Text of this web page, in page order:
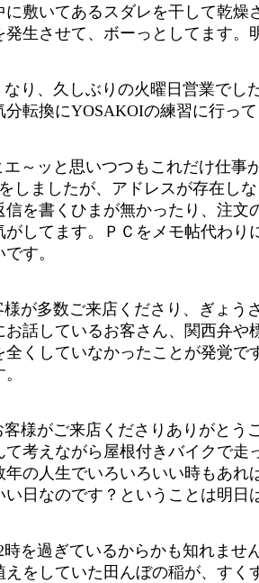
敷いてあるスダレを干して乾
生させて、ボーっとしてます。
り、久しぶりの火曜日営業で
転換にYOSAKOIの練習に行って
～ッと思いつつもこれだけ仕事
ましたが、アドレスが存在し
を書くひまが無かったり、注
してます。ＰＣをメモ帖代わ
す。
が多数ご来店くださり、ぎょう
話しているお客さん、関西弁
くしていなかったことが発覚
様がご来店くださりありがとう
えながら屋根付きバイクで走
の人生でいろいろいい時もあ
日なのです？ということは明日
を過ぎているからかも知れませ
をしていた田んぼの稲が、す